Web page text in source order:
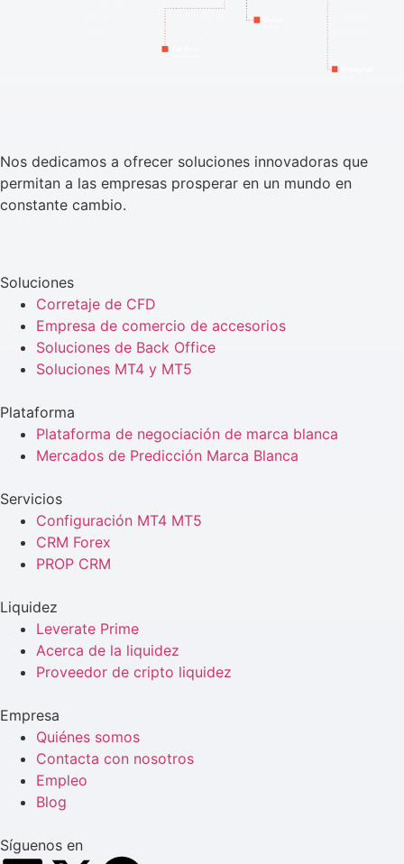
Nos dedicamos a ofrecer soluciones innovadoras que
permitan a las empresas prosperar en un mundo en
constante cambio.
Soluciones
Corretaje de CFD
Empresa de comercio de accesorios
Soluciones de Back Office
Soluciones MT4 y MT5
Plataforma
Plataforma de negociación de marca blanca
Mercados de Predicción Marca Blanca
Servicios
Configuración MT4 MT5
CRM Forex
PROP CRM
Liquidez
Leverate Prime
Acerca de la liquidez
Proveedor de cripto liquidez
Empresa
Quiénes somos
Contacta con nosotros
Empleo
Blog
Síguenos en